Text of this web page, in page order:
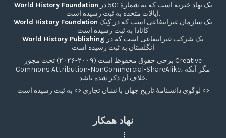
World History Foundation
ایالات متحده به ثبت رسیده است.
World History Foundation
کانادا به ثبت رسیده است
World History Publishing
انگلستان به ثبت رسیده است
برخی حقوق محفوظ است (۲۰۰۹-۲۰۲۶) تحت مجوز Creative
Commons Attribution-NonCommercial-ShareAlike، مگر آنکه
خلاف آن ذکر شده باشد.
لوگوی دانشنامۀ تاریخ جهان با نشان تجاری <> به ثبت رسیده است <>
نهاد همکار